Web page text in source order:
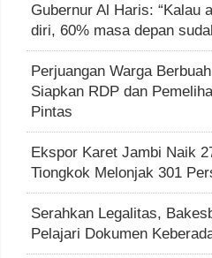
Gubernur Al Haris: “Kalau
diri, 60% masa depan
Perjuangan Warga
Siapkan RDP dan
Pintas
Ekspor Karet Jambi Naik
Tiongkok Melonjak 301
Serahkan Legalitas,
Pelajari Dokumen